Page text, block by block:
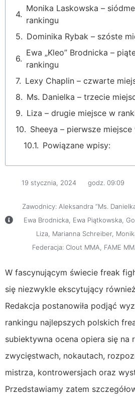
Monika Laskowska –
rankingu
Dominika Rybak – szóste
Ewa „Kleo” Brodnicka –
rankingu
Lexy Chaplin – czwarte
Ms. Danielka – trzecie
Liza – drugie miejsce w
Sheeya – pierwsze
Powiązane wpisy:
19 stycznia, 2024 godz. 09:09
Zawodnicy: Aleksandra “Ms.
Ewa Brodnicka Ewa Piątkowska
Liza Marianna Schreiber,
Federacja: Clout MMA FAME
W fascynującym świecie freak
się niezwykle ekscytujący
Redakcja postanowiła podjąć
rankingu najlepszych polskich
subiektywna ocena opiera się na
zwycięstwach, nokautach,
mistrza, kontrowersjach oraz
Przedstawiamy zatem